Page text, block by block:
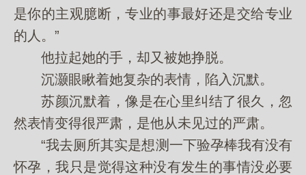
是你的主观臆断，专业的事最好还是交给专业
的人。”
他拉起她的手，却又被她挣脱。
沉灏眼瞅着她复杂的表情，陷入沉默。
苏颜沉默着，像是在心里纠结了很久，忽
然表情变得很严肃，是他从未见过的严肃。
“我去厕所其实是想测一下验孕棒我有没有
怀孕，我只是觉得这种没有发生的事情没必要